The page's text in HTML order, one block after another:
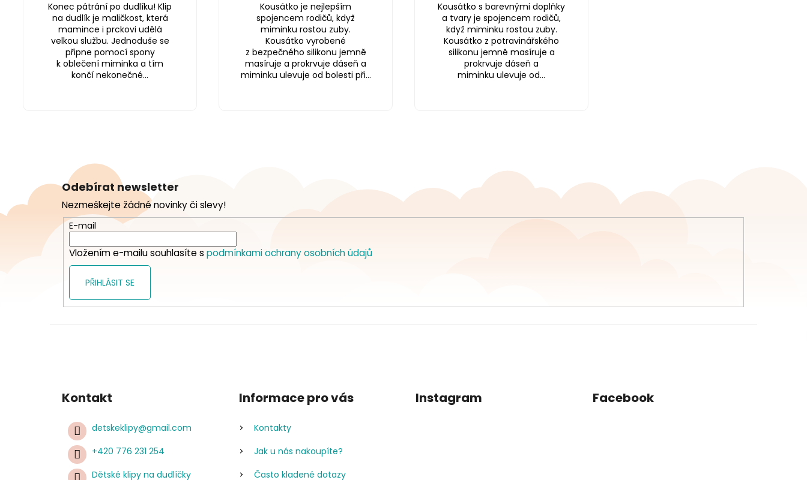
Konec pátrání po dudlíku! Klip
na dudlík je maličkost, která
mamince i prckovi udělá
velkou službu. Jednoduše se
připne pomocí spony
k oblečení miminka a tím
končí nekonečné...
Kousátko je nejlepším
spojencem rodičů, když
miminku rostou zuby.
Kousátko vyrobené
z bezpečného silikonu jemně
masíruje a prokrvuje dáseň a
miminku ulevuje od bolesti při...
Kousátko s barevnými doplňky
a tvary je spojencem rodičů,
když miminku rostou zuby.
Kousátko z potravinářského
silikonu jemně masíruje a
prokrvuje dáseň a
miminku ulevuje od...
a
Odebírat newsletter
Nezmeškejte žádné novinky či slevy!
E-mail
Vložením e-mailu souhlasíte s podmínkami ochrany osobních údajů
PŘIHLÁSIT SE
Kontakt
detskeklipy@gmail.com
+420 776 231 254
Dětské klipy na dudlíčky
Informace pro vás
Kontakty
Jak u nás nakoupíte?
Často kladené dotazy
Instagram Facebook